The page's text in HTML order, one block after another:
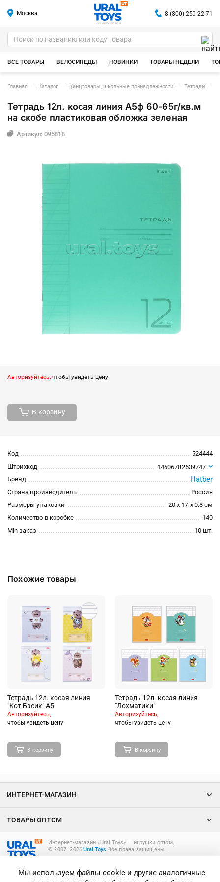
Москва
ИГРУШКИ ОПТОМ
8 (800) 250-22-71
ВСЕ ТОВАРЫ ВЕЛОСИПЕДЫ НОВИНКИ ТОВАРЫ НЕДЕЛИ
Главная Каталог Канцтовары, школьные принадлежности Тетради
Тетрадь 12л. косая линия А5ф 60-65г/кв.м
на скобе пластиковая обложка зеленая
Артикул: 095818
Авторизуйтесь, чтобы увидеть цену
В корзину
Код
524444
Штрихкод
14606782639747
Бренд
Hatber
Страна производитель
Россия
Размеры упаковки
20 x 17 x 0.3 см
Количество в коробке
140
Min заказ
10 шт.
Похожие товары
Тетрадь 12л. косая линия
"Кот Басик" А5
Авторизуйтесь,
чтобы увидеть цену
В корзину
Тетрадь 12л. косая линия
"Лохматики"
Авторизуйтесь,
чтобы увидеть цену
В корзину
Интернет-магазин «Ural Toys» ― игрушки оптом.
© 2007–2026Ural.Toys Все права защищены.
ИНТЕРНЕТ-МАГАЗИН
ТОВАРЫ ОПТОМ
Мы используем файлы cookie и другие аналогичные